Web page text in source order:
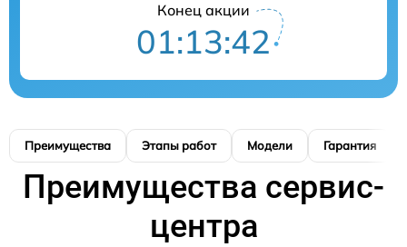
Конец акции
01:13:41
Преимущества Этапы работ Модели Гарантия
Преимущества сервис-
центра